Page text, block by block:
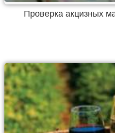
Проверка акцизных